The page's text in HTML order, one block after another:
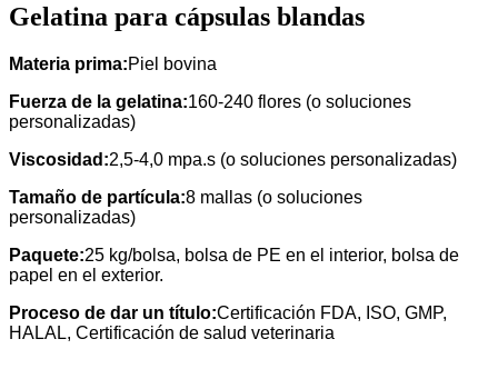
Gelatina para cápsulas blandas
Materia prima:Piel bovina
Fuerza de la gelatina:160-240 flores (o soluciones
personalizadas)
Viscosidad:2,5-4,0 mpa.s (o soluciones personalizadas)
Tamaño de partícula:8 mallas (o soluciones
personalizadas)
Paquete:25 kg/bolsa, bolsa de PE en el interior, bolsa de
papel en el exterior.
Proceso de dar un título:Certificación FDA, ISO, GMP,
HALAL, Certificación de salud veterinaria